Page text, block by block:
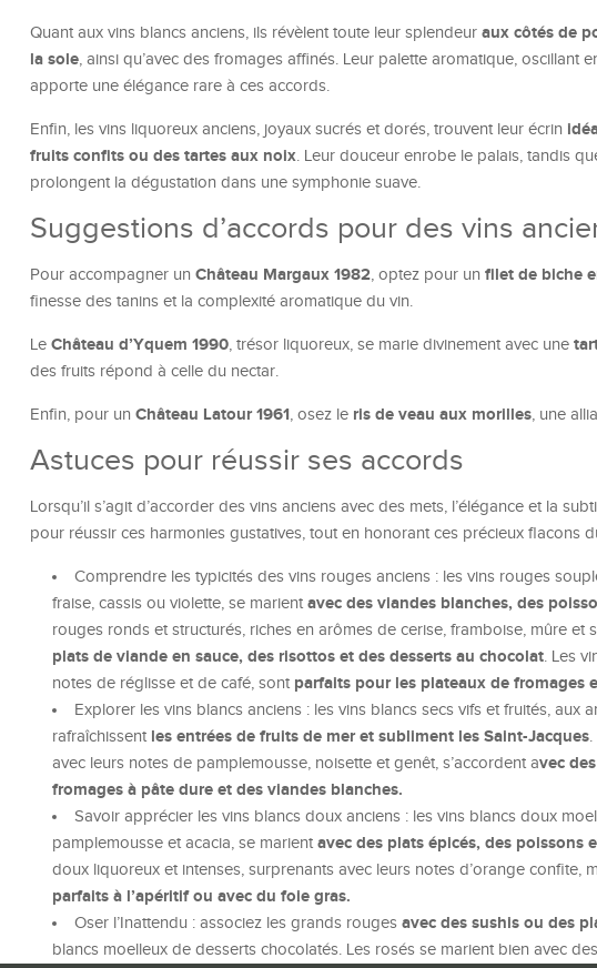
Quant aux vins blancs anciens, ils révèlent toute leur splendeur aux côtés de
la sole, ainsi qu’avec des fromages affinés. Leur palette aromatique, oscillant
apporte une élégance rare à ces accords.
Enfin, les vins liquoreux anciens, joyaux sucrés et dorés, trouvent leur écrin
fruits confits ou des tartes aux noix. Leur douceur enrobe le palais, tandis
prolongent la dégustation dans une symphonie suave.
Suggestions d’accords pour des vins
Pour accompagner un Château Margaux 1982, optez pour un filet de biche
finesse des tanins et la complexité aromatique du vin.
Le Château d’Yquem 1990, trésor liquoreux, se marie divinement avec une
des fruits répond à celle du nectar.
Enfin, pour un Château Latour 1961, osez le ris de veau aux morilles, une
Astuces pour réussir ses accords
Lorsqu’il s’agit d’accorder des vins anciens avec des mets, l’élégance et la
pour réussir ces harmonies gustatives, tout en honorant ces précieux flacons
Comprendre les typicités des vins rouges anciens : les vins rouges
fraise, cassis ou violette, se marient avec des viandes blanches, des
rouges ronds et structurés, riches en arômes de cerise, framboise, mûre et
plats de viande en sauce, des risottos et des desserts au chocolat. Les
notes de réglisse et de café, sont parfaits pour les plateaux de fromages
Explorer les vins blancs anciens : les vins blancs secs vifs et fruités, aux
rafraîchissent les entrées de fruits de mer et subliment les Saint-Jacques
avec leurs notes de pamplemousse, noisette et genêt, s’accordent avec
fromages à pâte dure et des viandes blanches.
Savoir apprécier les vins blancs doux anciens : les vins blancs doux
pamplemousse et acacia, se marient avec des plats épicés, des poissons
doux liquoreux et intenses, surprenants avec leurs notes d’orange confite,
parfaits à l’apéritif ou avec du foie gras.
Oser l’Inattendu : associez les grands rouges avec des sushis ou des
blancs moelleux de desserts chocolatés. Les rosés se marient bien avec